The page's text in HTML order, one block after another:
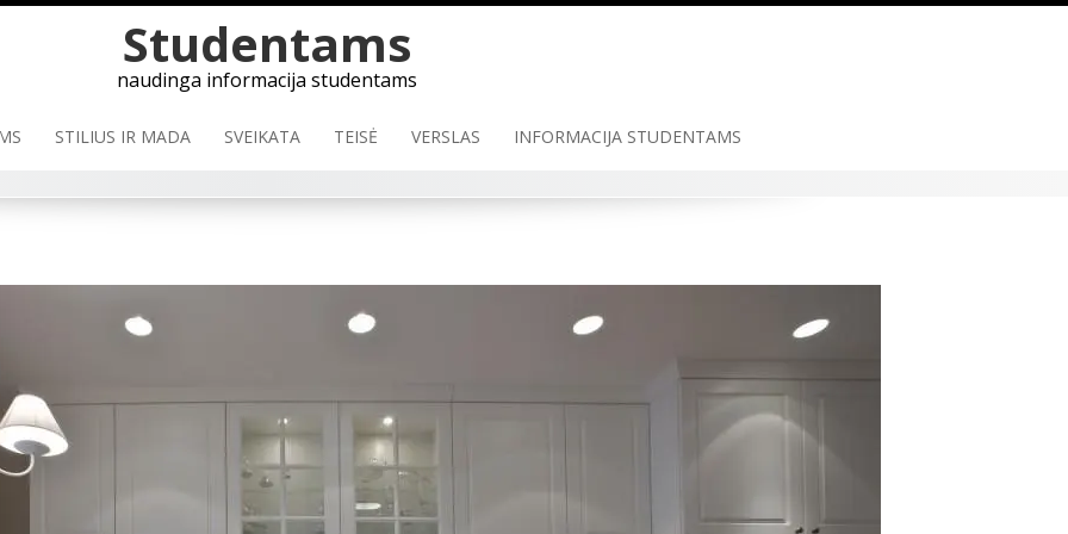
to
content
Studentams
naudinga informacija studentams
STILIUS IR MADA SVEIKATA TEISĖ VERSLAS INFORMACIJA STUDENTAMS